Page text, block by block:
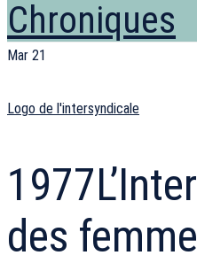
Chroniques
Mar 21
Logo de l'intersyndicale
1977
des